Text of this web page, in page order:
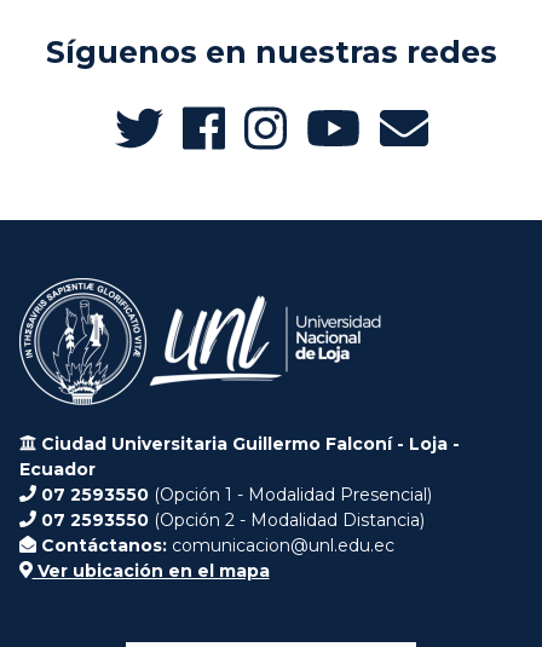
Síguenos en nuestras redes
Ciudad Universitaria Guillermo Falconí - Loja -
Ecuador
07 2593550 (Opción 1 - Modalidad Presencial)
07 2593550 (Opción 2 - Modalidad Distancia)
Contáctanos: comunicacion@unl.edu.ec
Ver ubicación en el mapa